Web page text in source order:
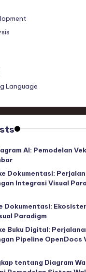
Language
AI: Pemodelan
Dokumentasi:
Integrasi Visual
Dokumentasi:
Paradigm
Buku Digital:
Pipeline OpenDocs
tentang Diagram